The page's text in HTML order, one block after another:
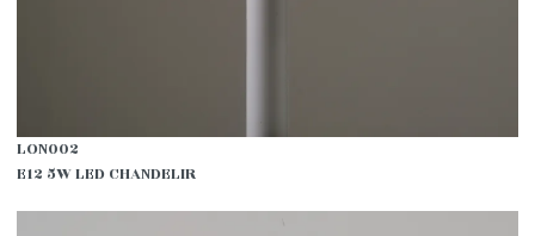
LON002
E12 5W LED CHANDELIR